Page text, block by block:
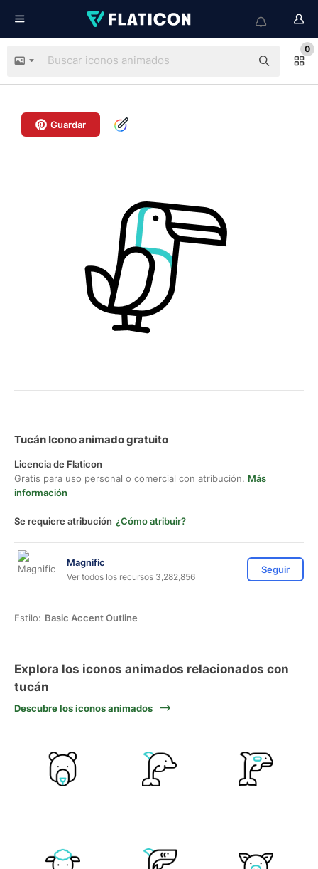
0
Guardar
Tucán Icono animado gratuito
Licencia de Flaticon
Gratis para uso personal o comercial con atribución. Más
información
Se requiere atribución ¿Cómo atribuir?
Magnific
Ver todos los recursos 3,282,856
Seguir
Estilo: Basic Accent Outline
Explora los iconos animados relacionados con
tucán
Descubre los iconos animados